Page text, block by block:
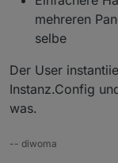
mehreren
selbe
Der User
Instanz.Config
was.
-- diwoma